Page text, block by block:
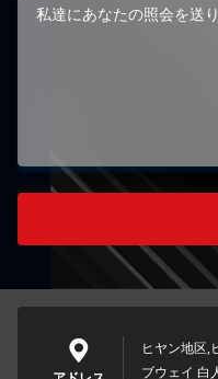
ヒヤン地区,
ブウェイ 白